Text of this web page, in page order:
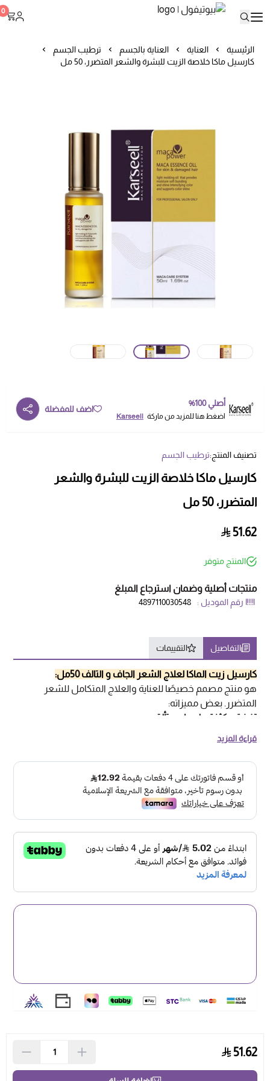
0
الرئيسية العناية العناية بالجسم
ترطيب الجسم
كارسيل ماكا خلاصة الزيت للبشرة والشعر المتضرر، 50 مل
أصلي 100%
اضغط هنا للمزيد من ماركة Karseell
اضف للمفضلة
تصنيف المنتج:ترطيب الجسم
كارسيل ماكا خلاصة الزيت للبشرة والشعر
المتضرر، 50 مل
51.62
المنتج متوفر
منتجات أصلية وضمان استرجاع المبلغ
رقم الموديل : 4897110030548
التفاصيل التقييمات
كارسيل زيت الماكا لعلاج الشعر الجاف و التالف 50مل:
هو منتج مصمم خصيصًا للعناية والعلاج المتكامل للشعر
المتضرر. بعض مميزاته:
تغذية مكثفة ولمعان متألق
مما يعزز صحته ويمنحه لمعانًا جميلًا.
تركيبته تعمل على إعادة حيوية الشعر وتحسين نعومته وترطيبه.
حماية من التلف الحراري:
مئوية).
يُعزز من صحة الشعر ويقلل من التلف الناتج عن استخدام أدوات
التصفيف الحرارية.
تحكم طويل الأمد في التجعد:
تركيبته الخفيفة وسريعة الامتصاص تجعله مناسبًا للاستخدام
اليومي.
يساعد في تقليل التجعد ويمنح الشعر مظهرًا أكثر نعومة
ولمعانًا.
يمكن استخدامه على الشعر الجاف أو الرطب.
باختصار، زيت كارسيل ماكا يعزز جمال شعرك ويحميه، ويمنحك
نتائجًا مذهلة دون أي تكاليف عالية.
زيت الشيا: يُستخرج هذا الزيت من جوز شجرة الشيا، وهو إكسير
لترطيب الشعر. غناه بالأحماض الدهنية والفيتامينات يوفر تغذية
قراءة المزيد
51.62